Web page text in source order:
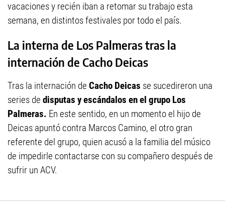
vacaciones y recién iban a retomar su trabajo esta
semana, en distintos festivales por todo el país.
La interna de Los Palmeras tras la
internación de Cacho Deicas
Tras la internación de Cacho Deicas se sucedireron una
series de disputas y escándalos en el grupo Los
Palmeras. En este sentido, en un momento el hijo de
Deicas apuntó contra Marcos Camino, el otro gran
referente del grupo, quien acusó a la familia del músico
de impedirle contactarse con su compañero después de
sufrir un ACV.